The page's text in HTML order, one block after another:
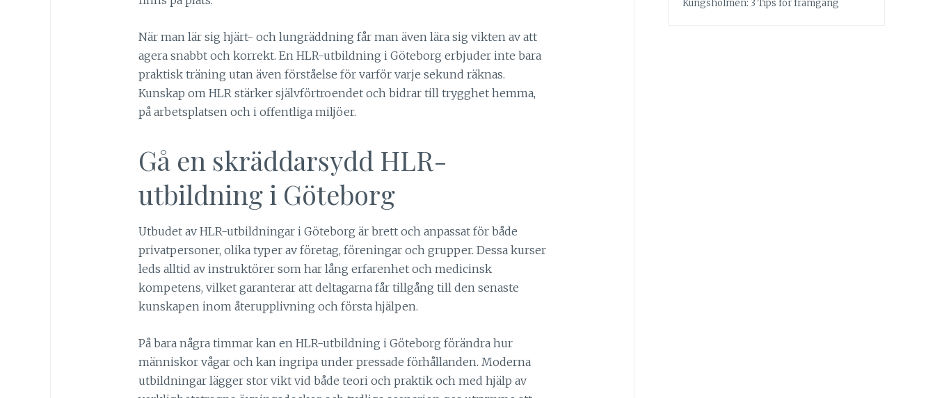
När man lär sig hjärt- och lungräddning får man även lära sig vikten av att
agera snabbt och korrekt. En HLR-utbildning i Göteborg erbjuder inte bara
praktisk träning utan även förståelse för varför varje sekund räknas.
Kunskap om HLR stärker självförtroendet och bidrar till trygghet hemma,
på arbetsplatsen och i offentliga miljöer.
Gå en skräddarsydd HLR-
utbildning i Göteborg
Utbudet av HLR-utbildningar i Göteborg är brett och anpassat för både
privatpersoner, olika typer av företag, föreningar och grupper. Dessa kurser
leds alltid av instruktörer som har lång erfarenhet och medicinsk
kompetens, vilket garanterar att deltagarna får tillgång till den senaste
kunskapen inom återupplivning och första hjälpen.
På bara några timmar kan en HLR-utbildning i Göteborg förändra hur
människor vågar och kan ingripa under pressade förhållanden. Moderna
utbildningar lägger stor vikt vid både teori och praktik och med hjälp av
Kungsholmen: 3 Tips för framgång